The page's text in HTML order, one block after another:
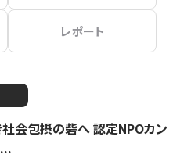
レポート
会包摂の砦へ 認定NPOカン